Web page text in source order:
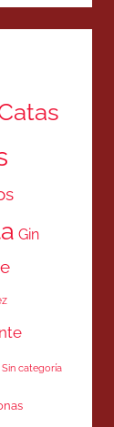
Gin
Sin categoría